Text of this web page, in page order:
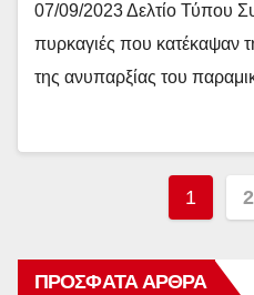
07/09/2023 Δελτίο Τύπου
πυρκαγιές που κατέκαψαν
της ανυπαρξίας του
1 2
ΠΡΌΣΦΑΤΑ ΆΡΘΡΑ